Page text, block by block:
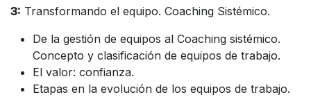
3: Transformando el equipo. Coaching Sistémico.
De la gestión de equipos al Coaching sistémico.
Concepto y clasificación de equipos de trabajo.
El valor: confianza.
Etapas en la evolución de los equipos de trabajo.